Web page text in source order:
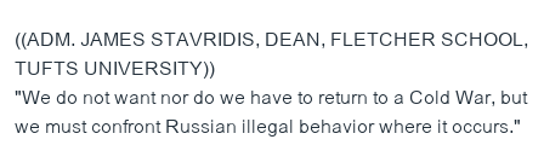
((ADM. JAMES STAVRIDIS, DEAN, FLETCHER SCHOOL,
TUFTS UNIVERSITY))
"We do not want nor do we have to return to a Cold War, but
we must confront Russian illegal behavior where it occurs."